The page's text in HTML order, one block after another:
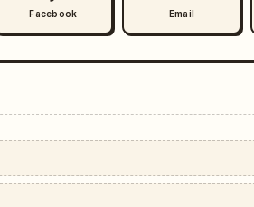
Facebook Email